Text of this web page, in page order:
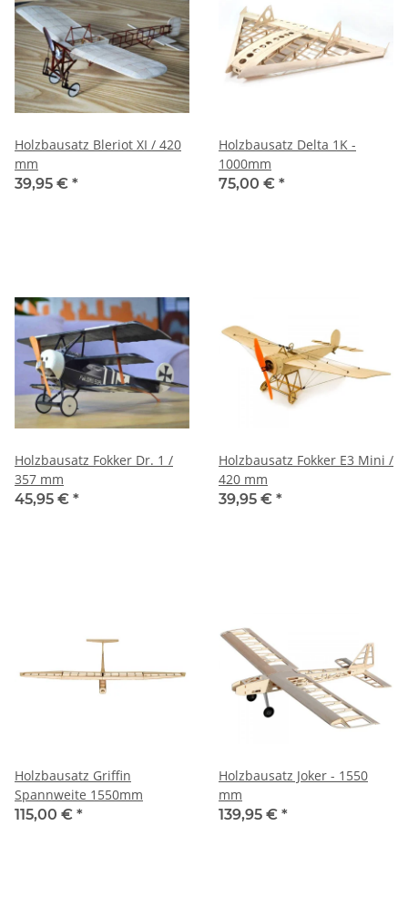
Holzbausatz Bleriot XI / 420
mm
39,95 € *
Holzbausatz Delta 1K -
1000mm
75,00 € *
Holzbausatz Fokker Dr. 1 /
357 mm
45,95 € *
Holzbausatz Fokker E3 Mini /
420 mm
39,95 € *
Holzbausatz Griffin
Spannweite 1550mm
115,00 € *
Holzbausatz Joker - 1550
mm
139,95 € *